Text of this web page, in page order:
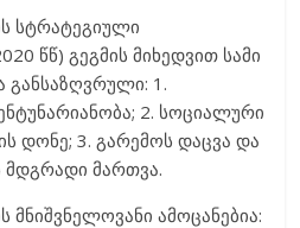
სტრატეგიული
წწ) გეგმის მიხედვით სამი
განსაზღვრული: 1.
2. სოციალური
დონე; 3. გარემოს დაცვა და
მდგრადი მართვა.
ამოცანებია: